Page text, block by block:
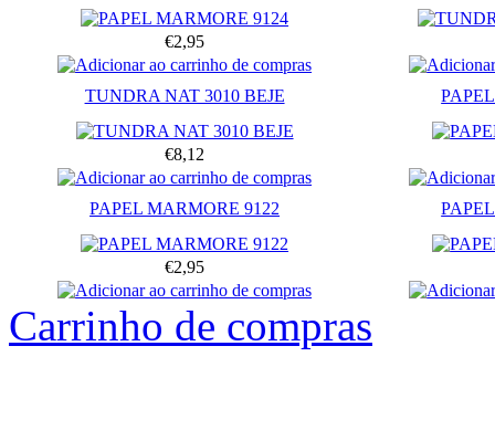
€2,95
TUNDRA NAT 3010 BEJE
€8,12
PAPEL MARMORE 9122
€2,95
Carrinho de compras